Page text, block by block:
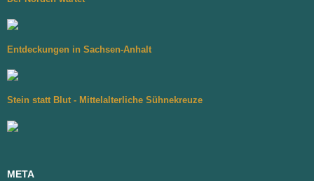
Entdeckungen in Sachsen-Anhalt
Stein statt Blut - Mittelalterliche Sühnekreuze
META